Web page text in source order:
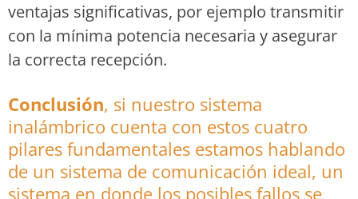
ventajas significativas, por ejemplo transmitir
con la mínima potencia necesaria y asegurar
la correcta recepción.
Conclusión, si nuestro sistema
inalámbrico cuenta con estos cuatro
pilares fundamentales estamos hablando
de un sistema de comunicación ideal, un
sistema en donde los posibles fallos se